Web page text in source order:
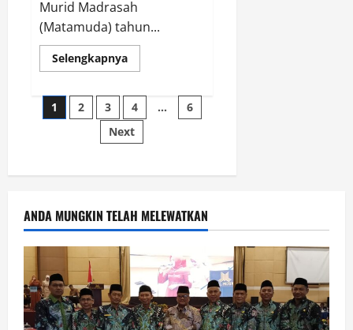
Murid Madrasah
(Matamuda) tahun...
SelengkapnyaRead
more
7
Nganjuk
Sukses
Gelar
MATAMUDA
285
Berkarakter
dan
Berprestasi
Posts
pagination
1 2 3 4 …
6
Next
ANDA MUNGKIN TELAH MELEWATKAN